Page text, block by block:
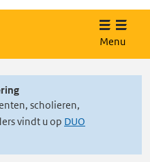
Menu
scholieren,
vindt u op DUO